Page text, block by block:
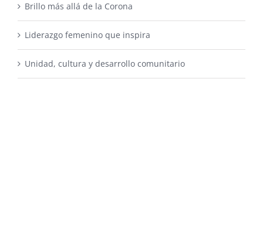
Brillo más allá de la Corona
Liderazgo femenino que inspira
Unidad, cultura y desarrollo comunitario